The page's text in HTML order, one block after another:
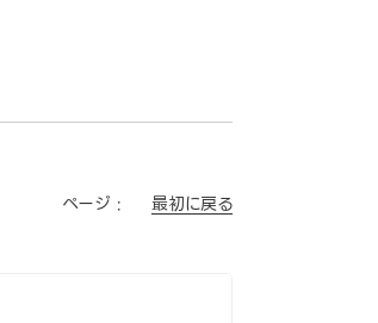
ページ : 最初に戻る